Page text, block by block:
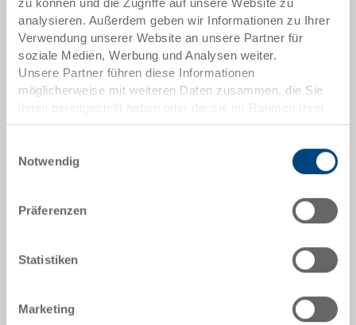
analysieren. Außerdem geben wir Informationen zu Ihrer
Verwendung unserer Website an unsere Partner für
soziale Medien, Werbung und Analysen weiter.
Unsere Partner führen diese Informationen
möglicherweise mit weiteren Daten zusammen, die Sie
Nutzung der Dienste gesammelt haben.
Notwendig
Präferenzen
Statistiken
Marketing
Aussenmasse:
842 x 596 x 610 mm
Farbe:
RAL 7001 | Weitere Farben auf Anfrage
Raumsparbehälter, PP, silbergrau RAL 7001, aussen
unten 710x480 mm, Höhe innen 495 mm, 176.0 l, 4